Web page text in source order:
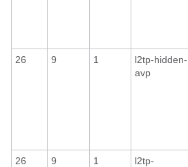
26
9 1
l2tp-hidden-
avp
26
9 1
l2tp-